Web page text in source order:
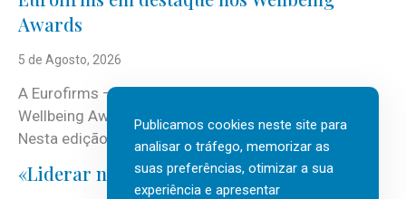
Awards
5 de Agosto, 2026
A Eurofirms – People first está de regresso aos
Wellbeing Awards, integrando o Top Wellbeing 2026.
Nesta edição, a multinacional...
«Liderar não é um talento místico.»
Publicamos cookies neste site para
analisar o tráfego, memorizar as
suas preferências, otimizar a sua
experiência e apresentar